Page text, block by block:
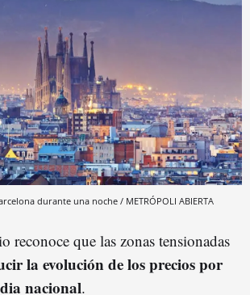
durante una noche / METRÓPOLI ABIERTA
reconoce que las zonas tensionadas
la evolución de los precios por
nacional.